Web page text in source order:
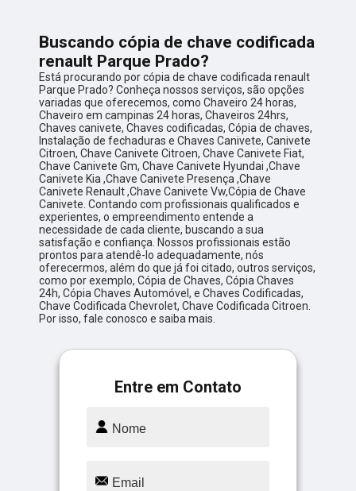
Buscando cópia de chave codificada
renault Parque Prado?
Está procurando por cópia de chave codificada renault
Parque Prado? Conheça nossos serviços, são opções
variadas que oferecemos, como Chaveiro 24 horas,
Chaveiro em campinas 24 horas, Chaveiros 24hrs,
Chaves canivete, Chaves codificadas, Cópia de chaves,
Instalação de fechaduras e Chaves Canivete, Canivete
Citroen, Chave Canivete Citroen, Chave Canivete Fiat,
Chave Canivete Gm, Chave Canivete Hyundai ,Chave
Canivete Kia ,Chave Canivete Presença ,Chave
Canivete Renault ,Chave Canivete Vw,Cópia de Chave
Canivete. Contando com profissionais qualificados e
experientes, o empreendimento entende a
necessidade de cada cliente, buscando a sua
satisfação e confiança. Nossos profissionais estão
prontos para atendê-lo adequadamente, nós
oferecermos, além do que já foi citado, outros serviços,
como por exemplo, Cópia de Chaves, Cópia Chaves
24h, Cópia Chaves Automóvel, e Chaves Codificadas,
Chave Codificada Chevrolet, Chave Codificada Citroen.
Por isso, fale conosco e saiba mais.
Entre em Contato